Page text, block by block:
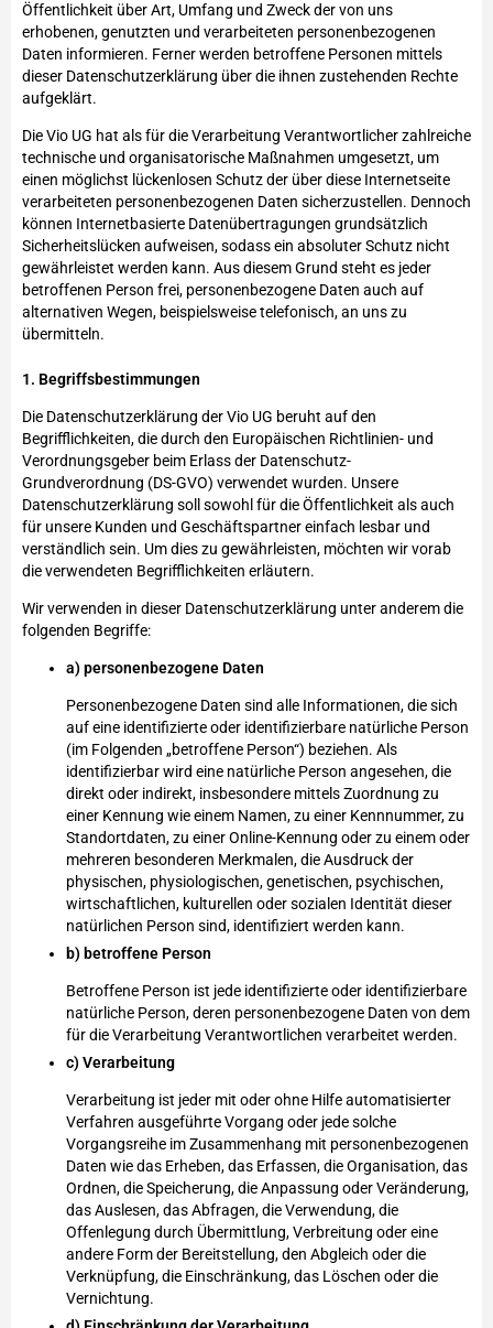
Öffentlichkeit über Art, Umfang und Zweck der von uns
erhobenen, genutzten und verarbeiteten personenbezogenen
Daten informieren. Ferner werden betroffene Personen mittels
dieser Datenschutzerklärung über die ihnen zustehenden Rechte
aufgeklärt.
Die Vio UG hat als für die Verarbeitung Verantwortlicher zahlreiche
technische und organisatorische Maßnahmen umgesetzt, um
einen möglichst lückenlosen Schutz der über diese Internetseite
verarbeiteten personenbezogenen Daten sicherzustellen. Dennoch
können Internetbasierte Datenübertragungen grundsätzlich
Sicherheitslücken aufweisen, sodass ein absoluter Schutz nicht
gewährleistet werden kann. Aus diesem Grund steht es jeder
betroffenen Person frei, personenbezogene Daten auch auf
alternativen Wegen, beispielsweise telefonisch, an uns zu
übermitteln.
1. Begriffsbestimmungen
Die Datenschutzerklärung der Vio UG beruht auf den
Begrifflichkeiten, die durch den Europäischen Richtlinien- und
Verordnungsgeber beim Erlass der Datenschutz-
Grundverordnung (DS-GVO) verwendet wurden. Unsere
Datenschutzerklärung soll sowohl für die Öffentlichkeit als auch
für unsere Kunden und Geschäftspartner einfach lesbar und
verständlich sein. Um dies zu gewährleisten, möchten wir vorab
die verwendeten Begrifflichkeiten erläutern.
Wir verwenden in dieser Datenschutzerklärung unter anderem die
folgenden Begriffe:
a) personenbezogene Daten
Personenbezogene Daten sind alle Informationen, die sich
auf eine identifizierte oder identifizierbare natürliche Person
(im Folgenden „betroffene Person“) beziehen. Als
identifizierbar wird eine natürliche Person angesehen, die
direkt oder indirekt, insbesondere mittels Zuordnung zu
einer Kennung wie einem Namen, zu einer Kennnummer, zu
Standortdaten, zu einer Online-Kennung oder zu einem oder
mehreren besonderen Merkmalen, die Ausdruck der
physischen, physiologischen, genetischen, psychischen,
wirtschaftlichen, kulturellen oder sozialen Identität dieser
natürlichen Person sind, identifiziert werden kann.
b) betroffene Person
Betroffene Person ist jede identifizierte oder identifizierbare
natürliche Person, deren personenbezogene Daten von dem
für die Verarbeitung Verantwortlichen verarbeitet werden.
c) Verarbeitung
Verarbeitung ist jeder mit oder ohne Hilfe automatisierter
Verfahren ausgeführte Vorgang oder jede solche
Vorgangsreihe im Zusammenhang mit personenbezogenen
Daten wie das Erheben, das Erfassen, die Organisation, das
Ordnen, die Speicherung, die Anpassung oder Veränderung,
das Auslesen, das Abfragen, die Verwendung, die
Offenlegung durch Übermittlung, Verbreitung oder eine
andere Form der Bereitstellung, den Abgleich oder die
Verknüpfung, die Einschränkung, das Löschen oder die
Vernichtung.